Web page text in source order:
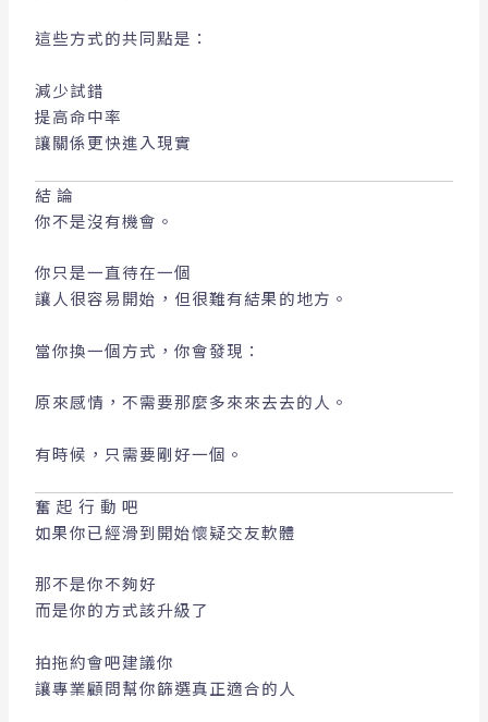
這些方式的共同點是：
減少試錯
提高命中率
讓關係更快進入現實
結論
你不是沒有機會。
你只是一直待在一個
讓人很容易開始，但很難有結果的地方。
當你換一個方式，你會發現：
原來感情，不需要那麼多來來去去的人。
有時候，只需要剛好一個。
奮起行動吧
如果你已經滑到開始懷疑交友軟體
那不是你不夠好
而是你的方式該升級了
拍拖約會吧建議你
讓專業顧問幫你篩選真正適合的人